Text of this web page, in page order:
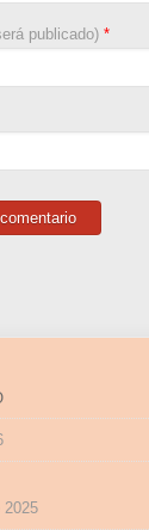
publicado) *
2025